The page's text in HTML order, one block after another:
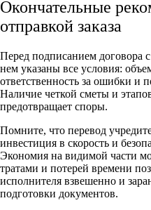
Окончательные
отправкой заказа
Перед подписанием договора
нем указаны все условия:
ответственность за ошибки и
Наличие четкой сметы и
предотвращает споры.
Помните, что перевод
инвестиция в скорость и
Экономия на видимой части
тратами и потерей времени
исполнителя взвешенно и
подготовки документов.